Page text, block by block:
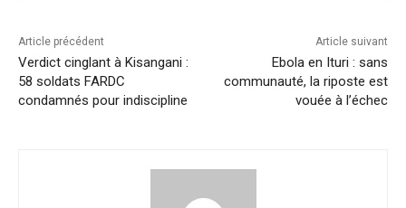
Article précédent
Verdict cinglant à Kisangani :
58 soldats FARDC
condamnés pour indiscipline
Article suivant
Ebola en Ituri : sans
communauté, la riposte est
vouée à l’échec